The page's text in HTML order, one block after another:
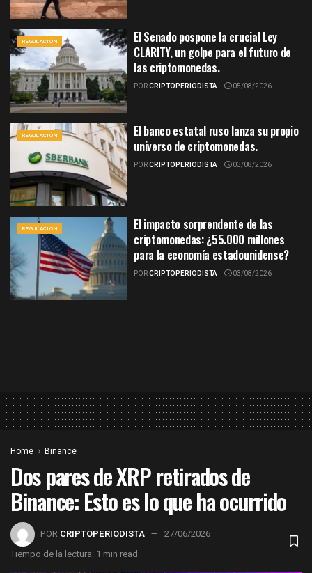
REGULACIÓN
El Senado pospone la crucial Ley
CLARITY, un golpe para el futuro de
las criptomonedas.
PORCRIPTOPERIODISTA 05/08/2026
REGULACIÓN
El banco estatal ruso lanza su propio
universo de criptomonedas.
PORCRIPTOPERIODISTA 03/08/2026
REGULACIÓN
El impacto sorprendente de las
criptomonedas: ¿55.000 millones
para la economía estadounidense?
PORCRIPTOPERIODISTA 03/08/2026
Home Binance
Dos pares de XRP retirados de
Binance: Esto es lo que ha ocurrido
POR CRIPTOPERIODISTA
27/06/2026
Tiempo de la lectura: 1 min read